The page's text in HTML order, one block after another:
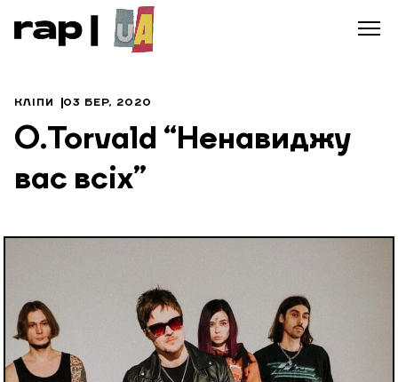
КЛІПИ 03 БЕР, 2020
O.Torvald “Ненавиджу
вас всіх”